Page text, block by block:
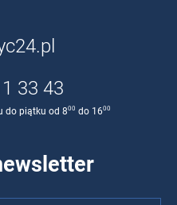
33 43
do piątku od 800 do 1600